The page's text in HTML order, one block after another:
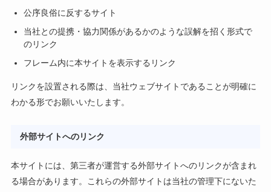
公序良俗に反するサイト
当社との提携・協力関係があるかのような誤解を招く形式で
のリンク
フレーム内に本サイトを表示するリンク
リンクを設置される際は、当社ウェブサイトであることが明確に
わかる形でお願いいたします。
外部サイトへのリンク
本サイトには、第三者が運営する外部サイトへのリンクが含まれ
る場合があります。これらの外部サイトは当社の管理下にないた